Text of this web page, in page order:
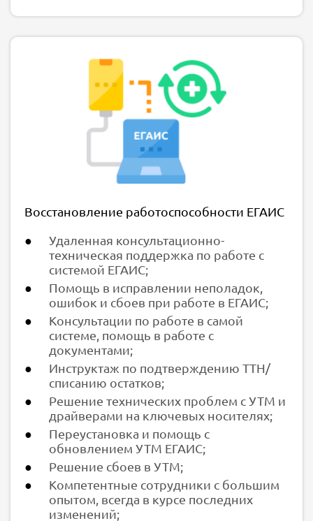
Восстановление работоспособности ЕГАИС
Удаленная консультационно-
техническая поддержка по работе с
системой ЕГАИС;
Помощь в исправлении неполадок,
ошибок и сбоев при работе в ЕГАИС;
Консультации по работе в самой
системе, помощь в работе с
документами;
Инструктаж по подтверждению ТТН/
списанию остатков;
Решение технических проблем с УТМ и
драйверами на ключевых носителях;
Переустановка и помощь с
обновлением УТМ ЕГАИС;
Решение сбоев в УТМ;
Компетентные сотрудники с большим
опытом, всегда в курсе последних
изменений;